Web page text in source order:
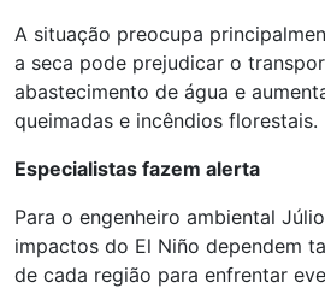
A situação preocupa
a seca pode prejudicar o
abastecimento de água e
queimadas e incêndios florestais.
Especialistas fazem alerta
Para o engenheiro ambiental
impactos do El Niño dependem
de cada região para enfrentar